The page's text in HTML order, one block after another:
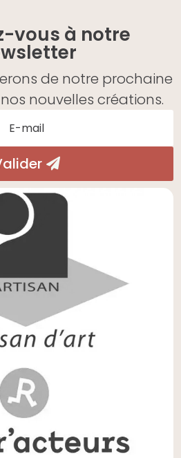
vous à notre
de notre prochaine
nouvelles créations.